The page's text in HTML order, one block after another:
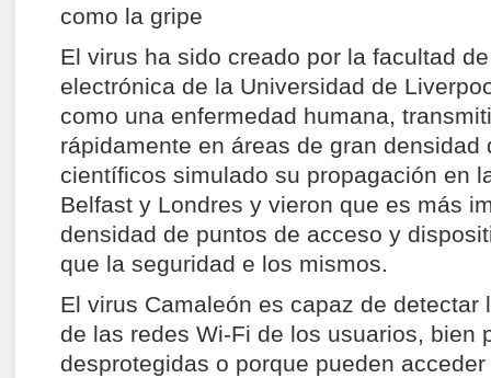
como la gripe
El virus ha sido creado por la facultad
electrónica de la Universidad de
como una enfermedad humana,
rápidamente en áreas de gran densidad
científicos simulado su propagación en
Belfast y Londres y vieron que es más
densidad de puntos de acceso y
que la seguridad e los mismos.
El virus Camaleón es capaz de detectar
de las redes Wi-Fi de los usuarios, bien
desprotegidas o porque pueden